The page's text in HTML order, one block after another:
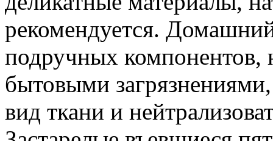
рекомендуется.
подручных компонентов,
бытовыми
вид ткани и